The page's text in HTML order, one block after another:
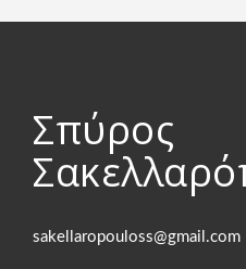
Σπύρος